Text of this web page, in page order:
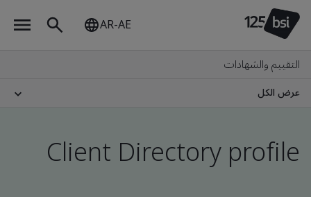
AR-AE
التقييم والشهادات
عرض الكل
Client Directory profile